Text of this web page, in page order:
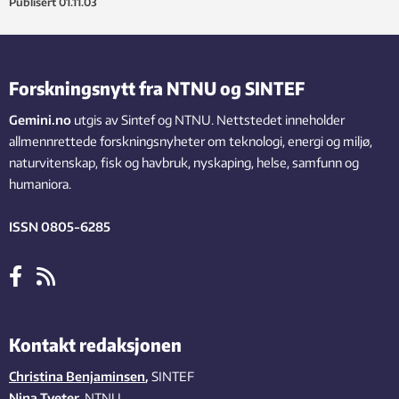
Forskningsnytt fra NTNU og SINTEF
Gemini.no utgis av Sintef og NTNU. Nettstedet inneholder
allmennrettede forskningsnyheter om teknologi, energi og miljø,
naturvitenskap, fisk og havbruk, nyskaping, helse, samfunn og
humaniora.
ISSN 0805-6285
Kontakt redaksjonen
Christina Benjaminsen, SINTEF